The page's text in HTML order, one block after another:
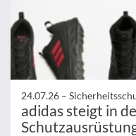
24.07.26 –
adidas steigt in